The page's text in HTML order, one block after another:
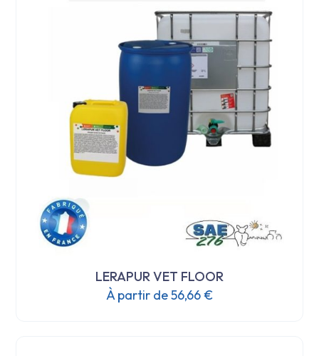
LERAPUR VET FLOOR
À partir de56,66€